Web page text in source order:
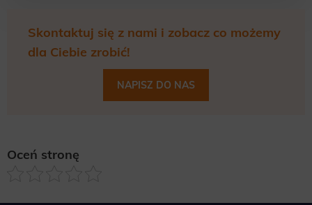
Skontaktuj się z nami i zobacz co możemy
dla Ciebie zrobić!
NAPISZ DO NAS
Oceń stronę